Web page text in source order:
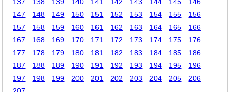
147
148 149 150 151 152 153 154 155
156
157
158 159 160 161 162 163 164 165
166
167
168 169 170 171 172 173 174 175
176
177
178 179 180 181 182 183 184 185
186
187
188 189 190 191 192 193 194 195
196
197
198 199 200 201 202 203 204 205
206